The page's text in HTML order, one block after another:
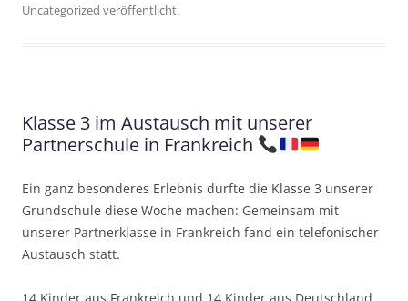
Uncategorized veröffentlicht.
Klasse 3 im Austausch mit unserer
Partnerschule in Frankreich
Ein ganz besonderes Erlebnis durfte die Klasse 3 unserer
Grundschule diese Woche machen: Gemeinsam mit
unserer Partnerklasse in Frankreich fand ein telefonischer
Austausch statt.
14 Kinder aus Frankreich und 14 Kinder aus Deutschland